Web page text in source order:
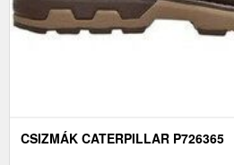
CSIZMÁK CATERPILLAR P726365